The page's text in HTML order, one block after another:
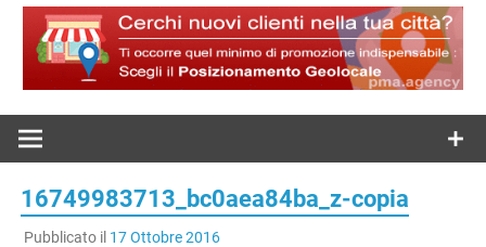
Il Blog Di
Lancusi
16749983713_bc0aea84ba_z-copia
Pubblicato il 17 Ottobre 2016